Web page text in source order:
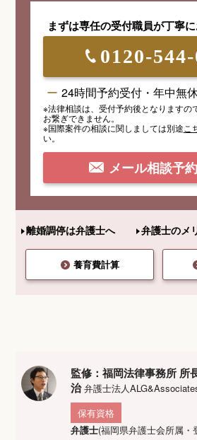
まずは専任の受付職員が丁寧
0120-
24時間予約受付・年中無
※法律相談は、受付予約後となりますので
お繋ぎできません。
※国際案件の相談に関しましては別途 こ
い。
メール相談予
離婚調停は弁護士へ 弁護士のメ
養育費計算
監修：福岡法律事務所 所
治弁護士法人
保有資格
弁護士(福岡県弁護士会所属・